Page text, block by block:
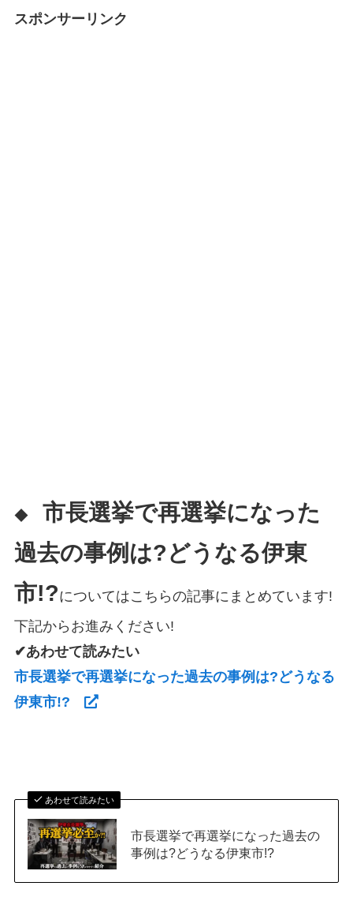
スポンサーリンク
◆ 市長選挙で再選挙になった
過去の事例は?どうなる伊東
市!?についてはこちらの記事にまとめています!
下記からお進みください!
✔あわせて読みたい
市長選挙で再選挙になった過去の事例は?どうなる
伊東市!?
あわせて読みたい
市長選挙で再選挙になった過去の
事例は?どうなる伊東市!?